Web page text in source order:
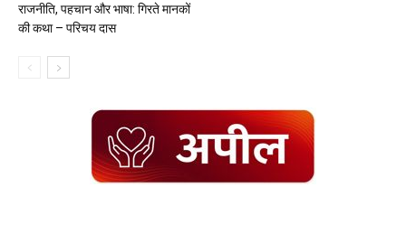
राजनीति, पहचान और भाषा: गिरते मानकों
की कथा – परिचय दास